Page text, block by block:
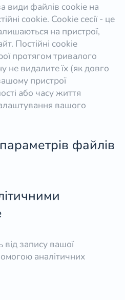
види файлів cookie на
cookie. Cookie сесії - це
на пристрої,
Постійні cookie
протягом тривалого
не видалите їх (як довго
пристрої
або часу життя
вашого
файлів
запису вашої
аналітичних